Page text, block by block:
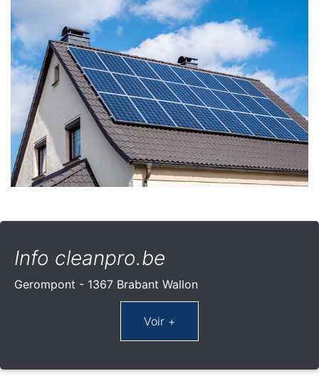
Info cleanpro.be
Gerompont - 1367 Brabant Wallon